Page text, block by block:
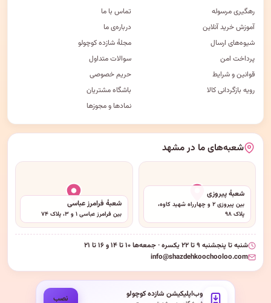
رهگیری مرسوله
آموزش خرید آنلاین
شیوه‌های ارسال
پرداخت امن
قوانین و شرایط
رویه بازگردانی کالا
تماس با ما
درباره‌ی ما
مجلهٔ شازده کوچولو
سوالات متداول
حریم خصوصی
باشگاه مشتریان
نمادها و مجوزها
شعبه‌های ما در مشهد
شعبهٔ پیروزی
بین پیروزی ۲ و چهارراه شهید کاوه،
پلاک ۹۸
شعبهٔ فرامرز عباسی
بین فرامرز عباسی ۱ و ۳، پلاک ۷۴
شنبه تا پنجشنبه ۹ تا ۲۲ یکسره · جمعه‌ها ۱۰ تا ۱۴ و ۱۶ تا ۲۱
info@shazdehkoochooloo.com
وب‌اپلیکیشن شازده کوچولو نصب